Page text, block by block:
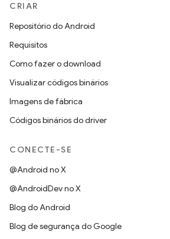
CRIAR
Repositório do Android
Requisitos
Como fazer o download
Visualizar códigos binários
Imagens de fábrica
Códigos binários do driver
CONECTE-SE
@Android no X
@AndroidDev no X
Blog do Android
Blog de segurança do Google